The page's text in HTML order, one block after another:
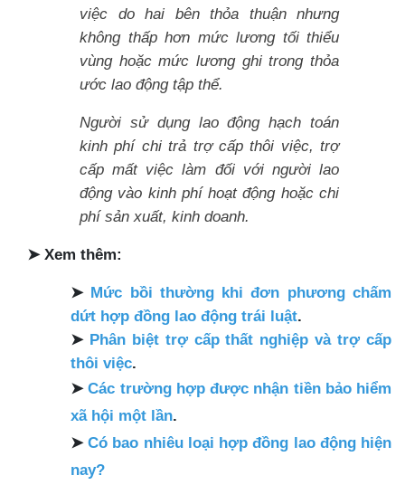
việc do hai bên thỏa thuận nhưng
không thấp hơn mức lương tối thiểu
vùng hoặc mức lương ghi trong thỏa
ước lao động tập thể.
Người sử dụng lao động hạch toán
kinh phí chi trả trợ cấp thôi việc, trợ
cấp mất việc làm đối với người lao
động vào kinh phí hoạt động hoặc chi
phí sản xuất, kinh doanh.
➤ Xem thêm:
➤ Mức bồi thường khi đơn phương chấm
dứt hợp đồng lao động trái luật.
➤ Phân biệt trợ cấp thất nghiệp và trợ cấp
thôi việc.
➤Các trường hợp được nhận tiền bảo hiểm
xã hội một lần.
➤Có bao nhiêu loại hợp đồng lao động hiện
nay?